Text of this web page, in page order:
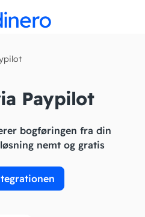
Paypilot
bogføringen fra din
nemt og gratis